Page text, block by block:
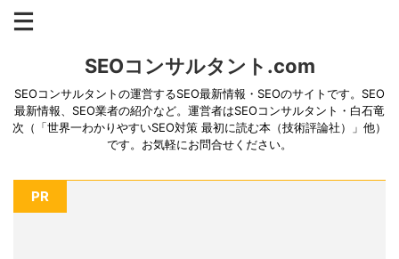
SEOコンサルタント.com
SEOコンサルタントの運営するSEO最新情報・SEOのサイトです。SEO
最新情報、SEO業者の紹介など。運営者はSEOコンサルタント・白石竜
次（「世界一わかりやすいSEO対策 最初に読む本（技術評論社）」他）
です。お気軽にお問合せください。
PR